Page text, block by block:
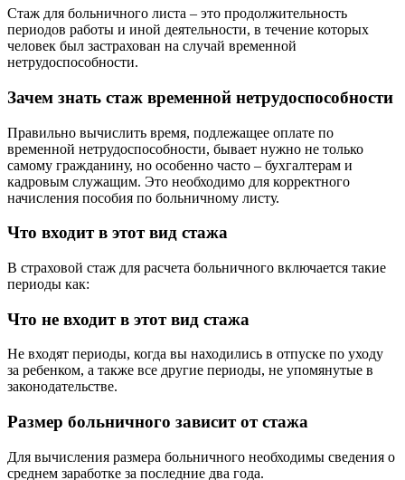
Стаж для больничного листа – это продолжительность
периодов работы и иной деятельности, в течение которых
человек был застрахован на случай временной
нетрудоспособности.
Зачем знать стаж временной нетрудоспособности
Правильно вычислить время, подлежащее оплате по
временной нетрудоспособности, бывает нужно не только
самому гражданину, но особенно часто – бухгалтерам и
кадровым служащим. Это необходимо для корректного
начисления пособия по больничному листу.
Что входит в этот вид стажа
В страховой стаж для расчета больничного включается такие
периоды как:
Что не входит в этот вид стажа
Не входят периоды, когда вы находились в отпуске по уходу
за ребенком, а также все другие периоды, не упомянутые в
законодательстве.
Размер больничного зависит от стажа
Для вычисления размера больничного необходимы сведения о
среднем заработке за последние два года.